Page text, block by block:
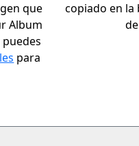
que
Album
puedes
para
copiado en la